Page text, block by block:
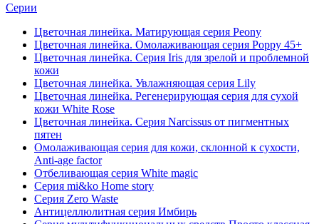
Серии
Цветочная линейка. Матирующая серия Peony
Цветочная линейка. Омолаживающая серия Poppy 45+
Цветочная линейка. Серия Iris для зрелой и проблемной
кожи
Цветочная линейка. Увлажняющая серия Lily
Цветочная линейка. Регенерирующая серия для сухой
кожи White Rose
Цветочная линейка. Серия Narcissus от пигментных
пятен
Омолаживающая серия для кожи, склонной к сухости,
Anti-age factor
Отбеливающая серия White magic
Серия mi&ko Home story
Серия Zero Waste
Антицеллюлитная серия Имбирь